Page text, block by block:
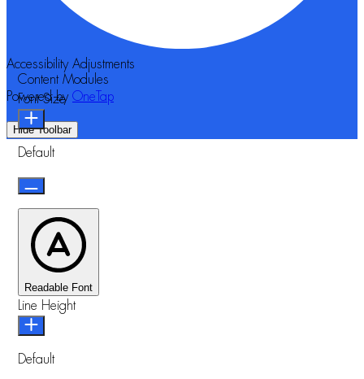
Accessibility Adjustments
Powered by OneTap
Hide Toolbar
Content Modules
Font Size
Default
Readable Font
Line Height
Default